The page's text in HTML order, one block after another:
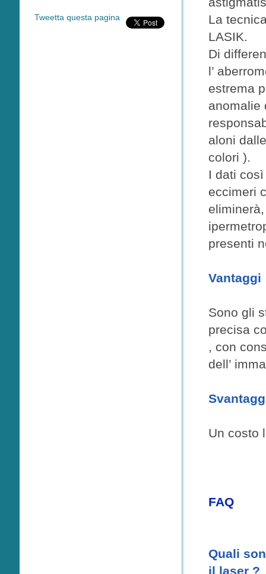
La
LASIK.
Di
l’
estrema
anomalie
aloni
colori ).
I dati
eccimeri
presenti
Vantaggi
Sono gli
precisa
, con
dell’
Un costo
FAQ
Quali
il laser ?
Tweetta questa pagina